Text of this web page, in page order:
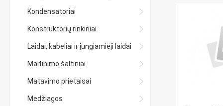
Kondensatoriai
Konstruktorių rinkiniai
Laidai, kabeliai ir jungiamieji laidai
Maitinimo šaltiniai
Matavimo prietaisai
Medžiagos